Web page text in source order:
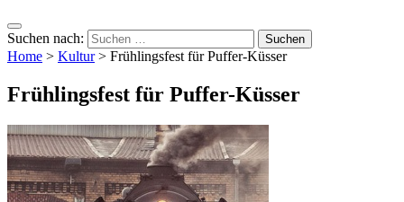
Suchen nach:
Home > Kultur> Frühlingsfest für Puffer-Küsser
Frühlingsfest für Puffer-Küsser